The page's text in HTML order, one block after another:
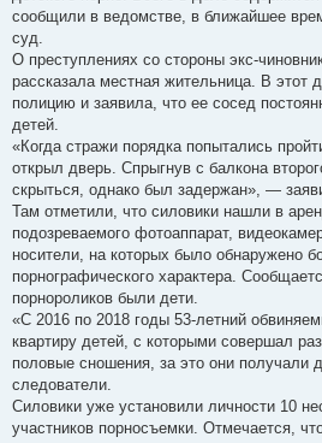
сообщили в ведомстве, в ближайшее
суд.
О преступлениях со стороны экс-
рассказала местная жительница. В этот
полицию и заявила, что ее сосед
детей.
«Когда стражи порядка попытались
открыл дверь. Спрыгнув с балкона
скрыться, однако был задержан», —
Там отметили, что силовики нашли в
подозреваемого фотоаппарат,
носители, на которых было обнаружено
порнографического характера.
порнороликов были дети.
«С 2016 по 2018 годы 53-летний
квартиру детей, с которыми совершал
половые сношения, за это они получали
следователи.
Силовики уже установили личности 10
участников порносъемки. Отмечается,